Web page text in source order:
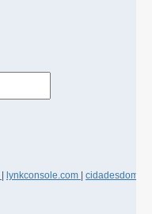
lynkconsole.com